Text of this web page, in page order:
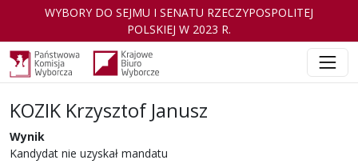
WYBORY DO SEJMU I SENATU RZECZYPOSPOLITEJ
POLSKIEJ W 2023 R.
KOZIK Krzysztof Janusz
Wynik
Kandydat nie uzyskał mandatu